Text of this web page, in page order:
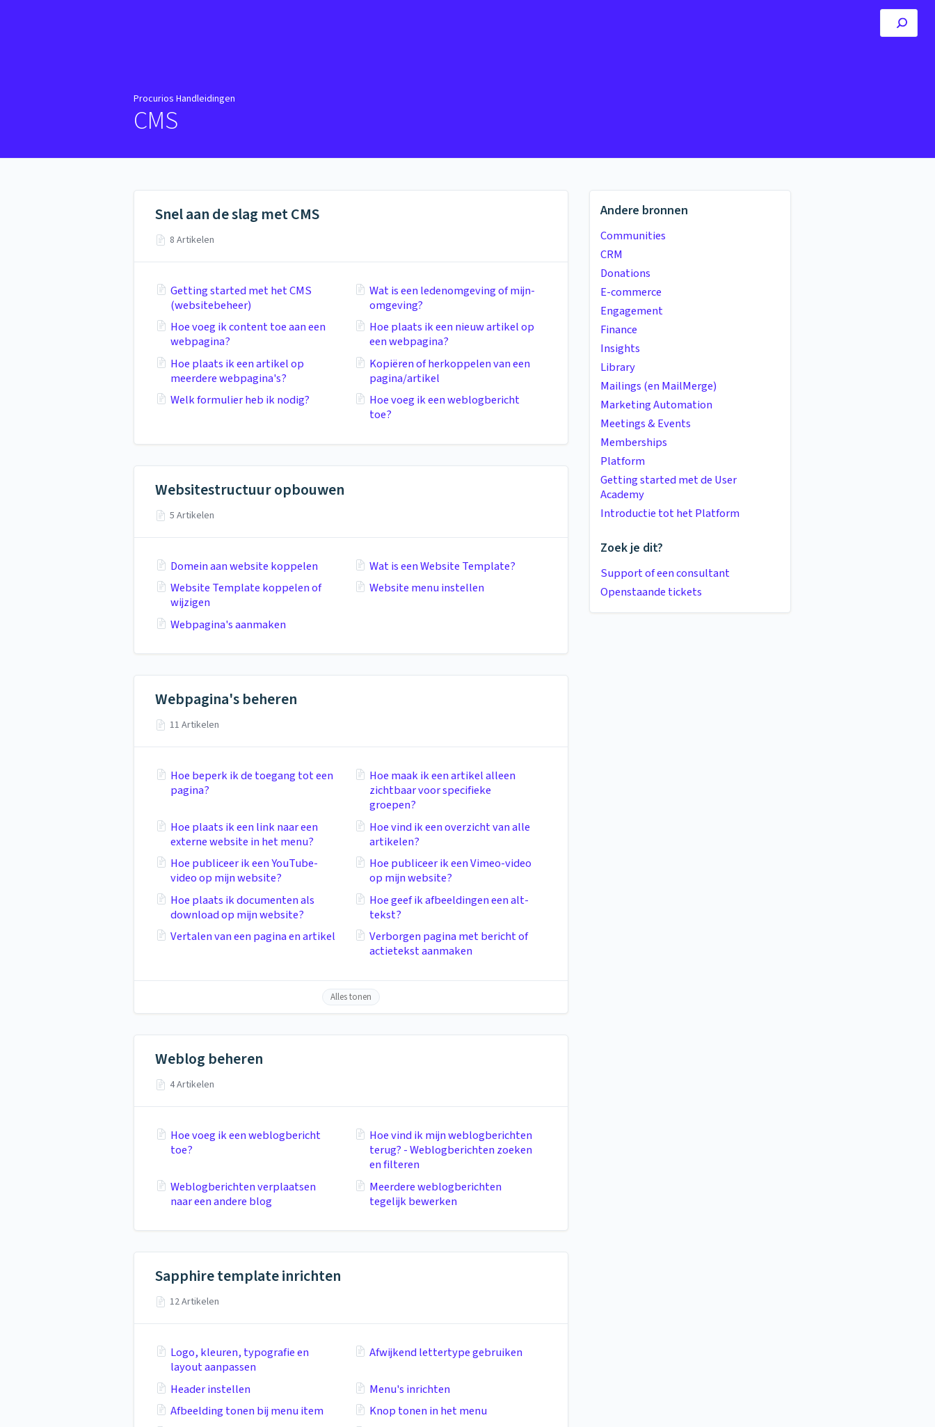
Procurios Handleidingen
CMS
Andere bronnen
Communities
CRM
Donations
E-commerce
Engagement
Finance
Insights
Library
Mailings (en MailMerge)
Marketing Automation
Meetings & Events
Memberships
Platform
Getting started met de User
Academy
Introductie tot het Platform
Zoek je dit?
Support of een consultant
Openstaande tickets
Snel aan de slag met CMS
8 Artikelen
Getting started met het CMS
(websitebeheer)
Wat is een ledenomgeving of mijn-
omgeving?
Hoe voeg ik content toe aan een
webpagina?
Hoe plaats ik een nieuw artikel op
een webpagina?
Hoe plaats ik een artikel op
meerdere webpagina's?
Kopiëren of herkoppelen van een
pagina/artikel
Welk formulier heb ik nodig?
Hoe voeg ik een weblogbericht
toe?
Websitestructuur opbouwen
5 Artikelen
Domein aan website koppelen
Wat is een Website Template?
Website Template koppelen of
wijzigen
Website menu instellen
Webpagina's aanmaken
Webpagina's beheren
11 Artikelen
Hoe beperk ik de toegang tot een
pagina?
Hoe maak ik een artikel alleen
zichtbaar voor specifieke
groepen?
Hoe plaats ik een link naar een
externe website in het menu?
Hoe vind ik een overzicht van alle
artikelen?
Hoe publiceer ik een YouTube-
video op mijn website?
Hoe publiceer ik een Vimeo-video
op mijn website?
Hoe plaats ik documenten als
download op mijn website?
Hoe geef ik afbeeldingen een alt-
tekst?
Vertalen van een pagina en artikel
Verborgen pagina met bericht of
actietekst aanmaken
Alles tonen
Weblog beheren
4 Artikelen
Hoe voeg ik een weblogbericht
toe?
Hoe vind ik mijn weblogberichten
terug? - Weblogberichten zoeken
en filteren
Weblogberichten verplaatsen
naar een andere blog
Meerdere weblogberichten
tegelijk bewerken
Sapphire template inrichten
12 Artikelen
Logo, kleuren, typografie en
layout aanpassen
Afwijkend lettertype gebruiken
Header instellen
Menu's inrichten
Afbeelding tonen bij menu item
Knop tonen in het menu